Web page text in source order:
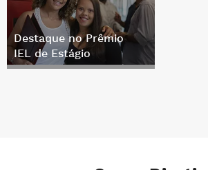
Destaque no Prêmio
IEL de Estágio